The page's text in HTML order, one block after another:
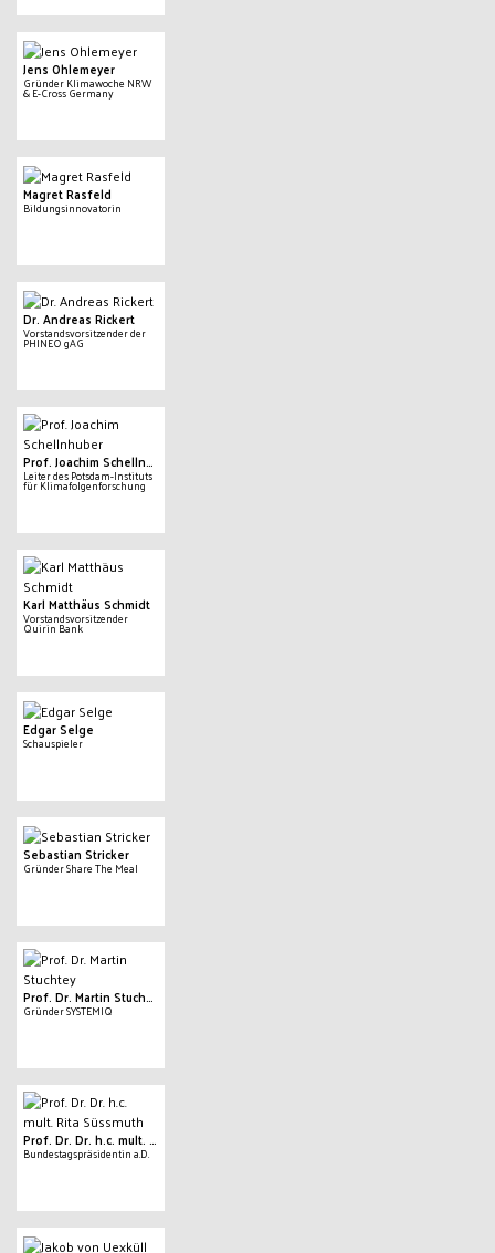
Jens Ohlemeyer
Gründer Klimawoche NRW
& E-Cross Germany
Magret Rasfeld
Bildungsinnovatorin
Dr. Andreas Rickert
Vorstandsvorsitzender der
PHINEO gAG
Prof. Joachim Schellnhuber
Leiter des Potsdam-Instituts
für Klimafolgenforschung
Karl Matthäus Schmidt
Vorstandsvorsitzender
Quirin Bank
Edgar Selge
Schauspieler
Sebastian Stricker
Gründer Share The Meal
Prof. Dr. Martin Stuchtey
Gründer SYSTEMIQ
Prof. Dr. Dr. h.c. mult. Rita Süssmuth
Bundestagspräsidentin a.D.